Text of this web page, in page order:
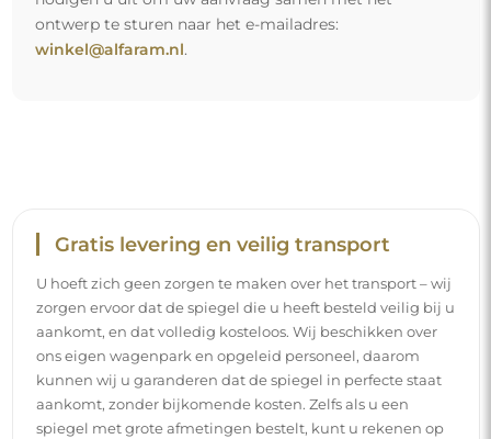
ontwerp te sturen naar het e-mailadres:
winkel@alfaram.nl.
Gratis levering en veilig transport
U hoeft zich geen zorgen te maken over het transport – wij
zorgen ervoor dat de spiegel die u heeft besteld veilig bij u
aankomt, en dat volledig kosteloos. Wij beschikken over
ons eigen wagenpark en opgeleid personeel, daarom
kunnen wij u garanderen dat de spiegel in perfecte staat
aankomt, zonder bijkomende kosten. Zelfs als u een
spiegel met grote afmetingen bestelt, kunt u rekenen op